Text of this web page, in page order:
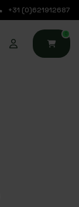
+31 (0)621912687
0